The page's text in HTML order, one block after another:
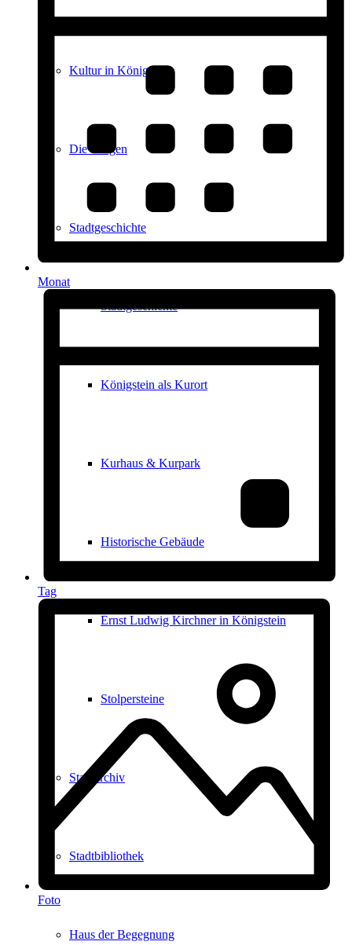
Kultur in Königstein
Die Burgen
Stadtgeschichte
Stadtgeschichte
Königstein als Kurort
Kurhaus & Kurpark
Historische Gebäude
Ernst Ludwig Kirchner in Königstein
Stolpersteine
Stadtarchiv
Stadtbibliothek
Haus der Begegnung
Monat
Tag
Foto